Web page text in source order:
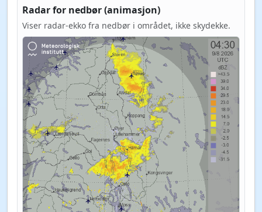
Radar for nedbør (animasjon)
Viser radar-ekko fra nedbør i området, ikke skydekke.